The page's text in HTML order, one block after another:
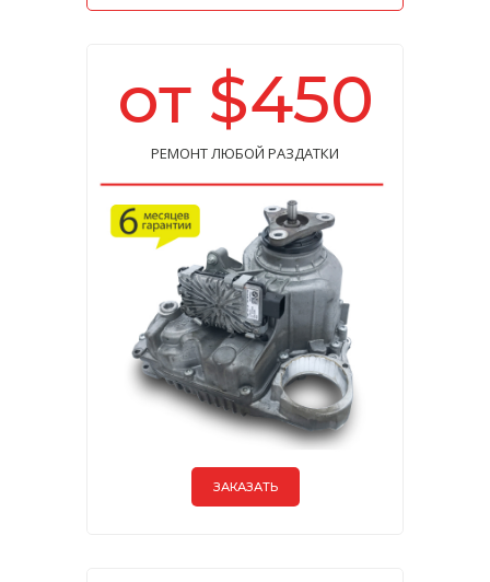
от $450
РЕМОНТ ЛЮБОЙ РАЗДАТКИ
ЗАКАЗАТЬ